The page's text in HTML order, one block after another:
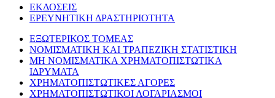
ΕΚΔΟΣΕΙΣ
ΕΡΕΥΝΗΤΙΚΗ ΔΡΑΣΤΗΡΙΟΤΗΤΑ
ΕΞΩΤΕΡΙΚΟΣ ΤΟΜΕΑΣ
ΝΟΜΙΣΜΑΤΙΚΗ ΚΑΙ ΤΡΑΠΕΖΙΚΗ ΣΤΑΤΙΣΤΙΚΗ
ΜΗ ΝΟΜΙΣΜΑΤΙΚΑ ΧΡΗΜΑΤΟΠΙΣΤΩΤΙΚΑ
ΙΔΡΥΜΑΤΑ
ΧΡΗΜΑΤΟΠΙΣΤΩΤΙΚΕΣ ΑΓΟΡΕΣ
ΧΡΗΜΑΤΟΠΙΣΤΩΤΙΚΟΙ ΛΟΓΑΡΙΑΣΜΟΙ